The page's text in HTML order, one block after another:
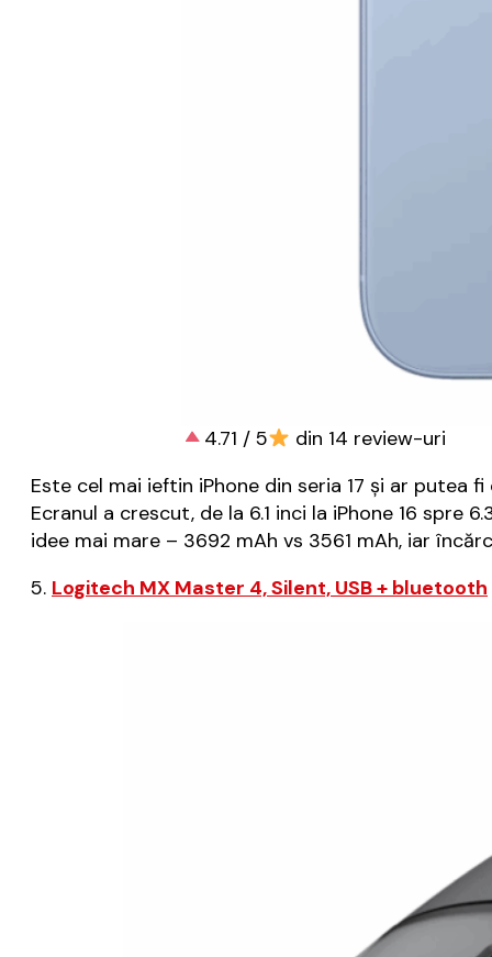
4.71 / 5
din 14 review-uri
Este cel mai ieftin iPhone din seria 17 și ar putea
Ecranul a crescut, de la 6.1 inci la iPhone 16 spre
idee mai mare – 3692 mAh vs 3561 mAh, iar
5. Logitech MX Master 4, Silent, USB + bluetooth